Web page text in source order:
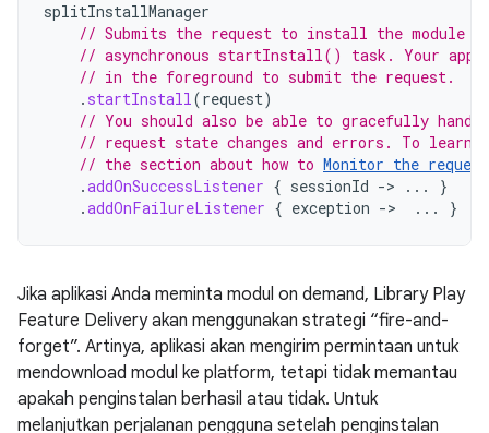
splitInstallManager
// Submits the request to install the module
// asynchronous startInstall() task. Your app
// in the foreground to submit the request.
. startInstall(request)
// You should also be able to gracefully handle
// request state changes and errors. To learn
// the section about how to Monitor the
.addOnSuccessListener { sessionId -> ...
}
.addOnFailureListener { exception -> ... }
Jika aplikasi Anda meminta modul on demand, Library Play
Feature Delivery akan menggunakan strategi “fire-and-
forget”. Artinya, aplikasi akan mengirim permintaan untuk
mendownload modul ke platform, tetapi tidak memantau
apakah penginstalan berhasil atau tidak. Untuk
melanjutkan perjalanan pengguna setelah penginstalan